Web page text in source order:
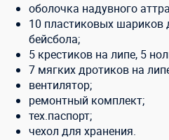
оболочка надувного
10 пластиковых шариков
бейсбола;
5 крестиков на липе, 5
7 мягких дротиков на
вентилятор;
ремонтный комплект;
тех.паспорт;
чехол для хранения.